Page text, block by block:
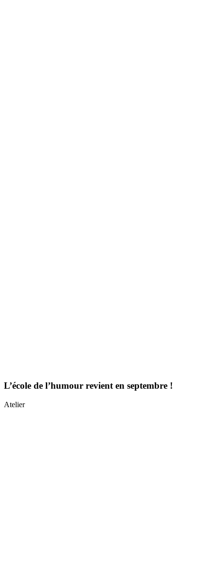
L’école de l’humour revient en septembre !
Atelier